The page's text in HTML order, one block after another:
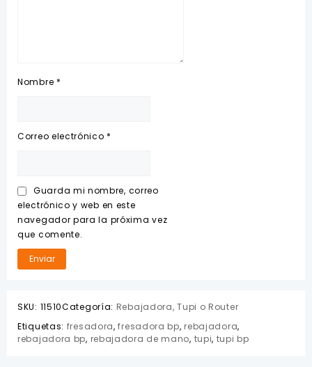
Nombre *
Correo electrónico *
Guarda mi nombre, correo
electrónico y web en este
navegador para la próxima vez
que comente.
SKU: 11510Categoría: Rebajadora, Tupi o Router
Etiquetas: fresadora,fresadora bp, rebajadora,
rebajadora bp, rebajadora de mano, tupi, tupi bp